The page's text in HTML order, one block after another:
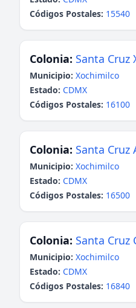
Códigos Postales: 15540
Colonia: Santa Cruz
Municipio: Xochimilco
Estado: CDMX
Códigos Postales: 16100
Colonia: Santa Cruz
Municipio: Xochimilco
Estado: CDMX
Códigos Postales: 16500
Colonia: Santa Cruz
Municipio: Xochimilco
Estado: CDMX
Códigos Postales: 16840